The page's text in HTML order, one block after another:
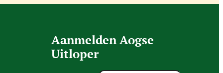
Aanmelden Aogse
Uitloper